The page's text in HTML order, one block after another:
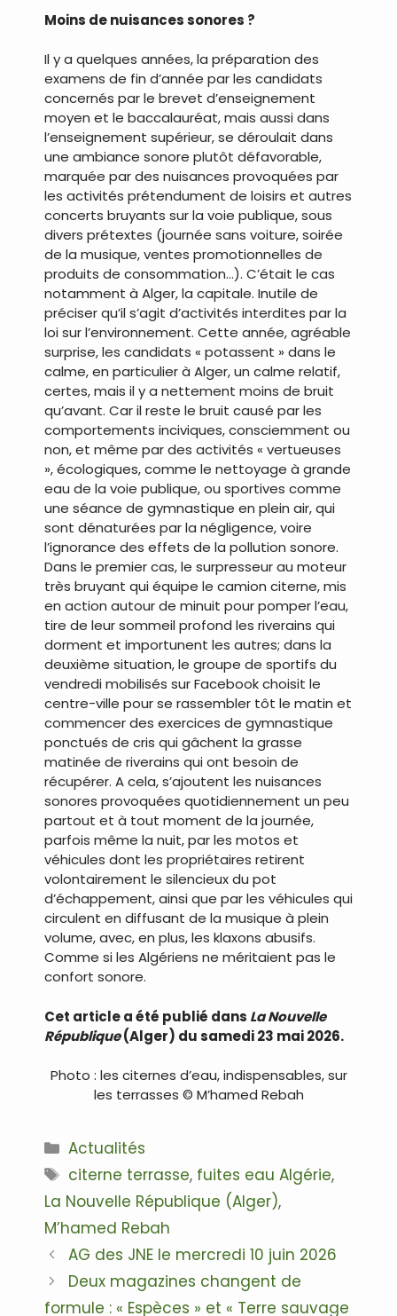
Moins de nuisances sonores ?
Il y a quelques années, la préparation des
examens de fin d’année par les candidats
concernés par le brevet d’enseignement
moyen et le baccalauréat, mais aussi dans
l’enseignement supérieur, se déroulait dans
une ambiance sonore plutôt défavorable,
marquée par des nuisances provoquées par
les activités prétendument de loisirs et autres
concerts bruyants sur la voie publique, sous
divers prétextes (journée sans voiture, soirée
de la musique, ventes promotionnelles de
produits de consommation…). C’était le cas
notamment à Alger, la capitale. Inutile de
préciser qu’il s’agit d’activités interdites par la
loi sur l’environnement. Cette année, agréable
surprise, les candidats « potassent » dans le
calme, en particulier à Alger, un calme relatif,
certes, mais il y a nettement moins de bruit
qu’avant. Car il reste le bruit causé par les
comportements inciviques, consciemment ou
non, et même par des activités « vertueuses
», écologiques, comme le nettoyage à grande
eau de la voie publique, ou sportives comme
une séance de gymnastique en plein air, qui
sont dénaturées par la négligence, voire
l’ignorance des effets de la pollution sonore.
Dans le premier cas, le surpresseur au moteur
très bruyant qui équipe le camion citerne, mis
en action autour de minuit pour pomper l’eau,
tire de leur sommeil profond les riverains qui
dorment et importunent les autres; dans la
deuxième situation, le groupe de sportifs du
vendredi mobilisés sur Facebook choisit le
centre-ville pour se rassembler tôt le matin et
commencer des exercices de gymnastique
ponctués de cris qui gâchent la grasse
matinée de riverains qui ont besoin de
récupérer. A cela, s’ajoutent les nuisances
sonores provoquées quotidiennement un peu
partout et à tout moment de la journée,
parfois même la nuit, par les motos et
véhicules dont les propriétaires retirent
volontairement le silencieux du pot
d’échappement, ainsi que par les véhicules qui
circulent en diffusant de la musique à plein
volume, avec, en plus, les klaxons abusifs.
Comme si les Algériens ne méritaient pas le
confort sonore.
Cet article a été publié dans La Nouvelle
République(Alger) du samedi 23 mai 2026.
Photo : les citernes d’eau, indispensables, sur
les terrasses © M’hamed Rebah
Catégories
Actualités
Étiquettes
citerne terrasse, fuites eau Algérie,
La Nouvelle République (Alger),
M’hamed Rebah
Navigation
des
AG des JNE le mercredi 10 juin 2026
Deux magazines changent de
formule : « Espèces » et « Terre sauvage